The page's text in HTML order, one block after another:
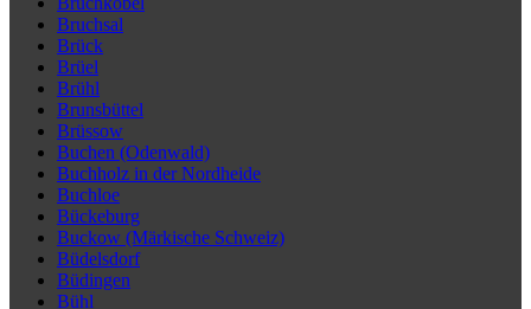
Bruchsal
Brück
Brüel
Brühl
Brunsbüttel
Brüssow
Buchen (Odenwald)
Buchholz in der Nordheide
Buchloe
Bückeburg
Buckow (Märkische Schweiz)
Büdelsdorf
Büdingen
Bühl